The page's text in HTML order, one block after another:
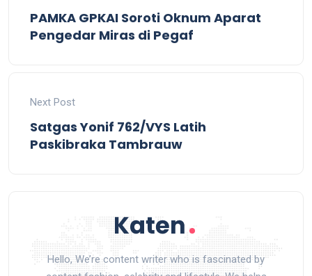
PAMKA GPKAI Soroti Oknum Aparat
Pengedar Miras di Pegaf
Next Post
Satgas Yonif 762/VYS Latih
Paskibraka Tambrauw
Hello, We’re content writer who is fascinated by